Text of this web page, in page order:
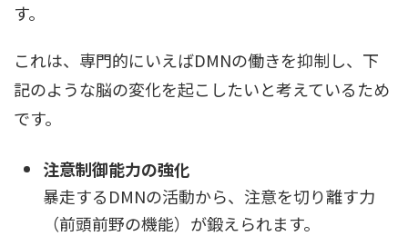
す。
これは、専門的にいえばDMNの働きを抑制し、下
記のような脳の変化を起こしたいと考えているため
です。
注意制御能力の強化
暴走するDMNの活動から、注意を切り離す力
（前頭前野の機能）が鍛えられます。